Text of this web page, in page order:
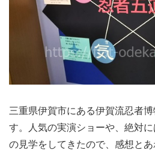
三重県伊賀市にある伊賀流忍者
す。人気の実演ショーや、絶対
の見学をしてきたので、感想と